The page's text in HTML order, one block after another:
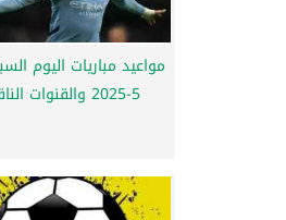
5-2025 والقنوات الناقلة